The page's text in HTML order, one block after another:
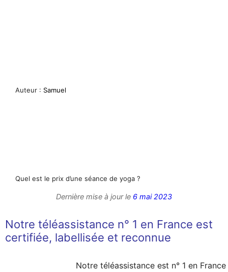
Auteur : Samuel
Quel est le prix d’une séance de yoga ?
Dernière mise à jour le 6 mai 2023
Notre téléassistance n° 1 en France est
certifiée, labellisée et reconnue
Notre téléassistance est n° 1 en France